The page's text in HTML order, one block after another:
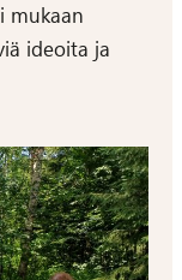
mukaan
ideoita ja